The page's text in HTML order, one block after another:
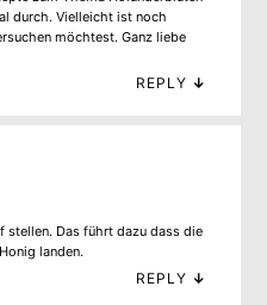
durch. Vielleicht ist noch
möchtest. Ganz liebe
REPLY ↓
stellen. Das führt dazu dass die
landen.
REPLY ↓